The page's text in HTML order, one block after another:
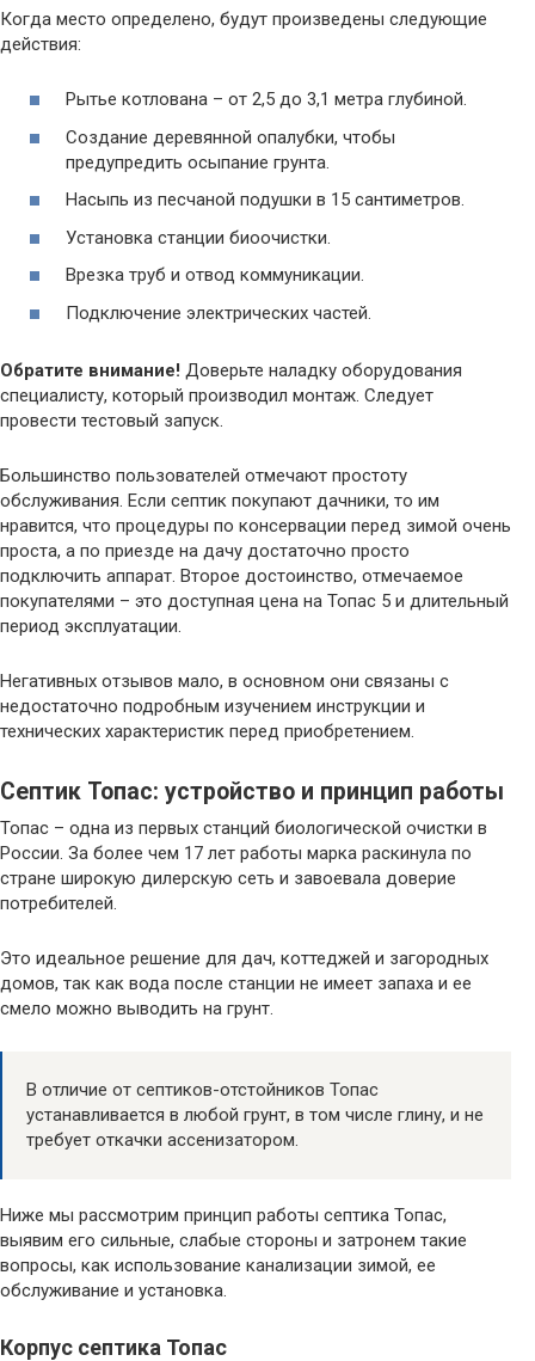
Когда место определено, будут произведены следующие
действия:
Рытье котлована – от 2,5 до 3,1 метра глубиной.
Создание деревянной опалубки, чтобы
предупредить осыпание грунта.
Насыпь из песчаной подушки в 15 сантиметров.
Установка станции биоочистки.
Врезка труб и отвод коммуникации.
Подключение электрических частей.
Обратите внимание! Доверьте наладку оборудования
специалисту, который производил монтаж. Следует
провести тестовый запуск.
Большинство пользователей отмечают простоту
обслуживания. Если септик покупают дачники, то им
нравится, что процедуры по консервации перед зимой очень
проста, а по приезде на дачу достаточно просто
подключить аппарат. Второе достоинство, отмечаемое
покупателями – это доступная цена на Топас 5 и длительный
период эксплуатации.
Негативных отзывов мало, в основном они связаны с
недостаточно подробным изучением инструкции и
технических характеристик перед приобретением.
Септик Топас: устройство и принцип работы
Топас – одна из первых станций биологической очистки в
России. За более чем 17 лет работы марка раскинула по
стране широкую дилерскую сеть и завоевала доверие
потребителей.
Это идеальное решение для дач, коттеджей и загородных
домов, так как вода после станции не имеет запаха и ее
смело можно выводить на грунт.
В отличие от септиков-отстойников Топас
устанавливается в любой грунт, в том числе глину, и не
требует откачки ассенизатором.
Ниже мы рассмотрим принцип работы септика Топас,
выявим его сильные, слабые стороны и затронем такие
вопросы, как использование канализации зимой, ее
обслуживание и установка.
Корпус септика Топас